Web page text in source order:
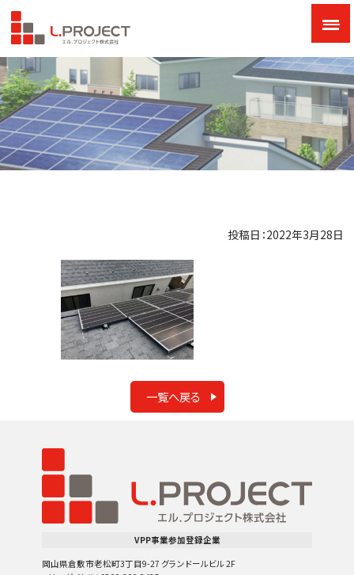
投稿日：2022年3月28日
一覧へ戻る
VPP事業参加登録企業
岡山県倉敷市老松町3丁目9-27 グランドールビル 2F